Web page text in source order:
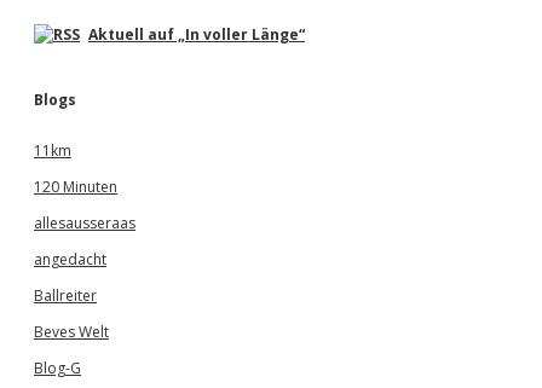
Aktuell auf „In voller Länge“
Blogs
11km
120 Minuten
allesausseraas
angedacht
Ballreiter
Beves Welt
Blog-G